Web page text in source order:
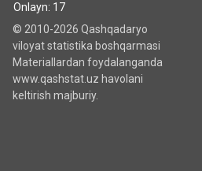
Onlayn: 17
© 2010-2026 Qashqadaryo
viloyat statistika boshqarmasi
Materiallardan foydalanganda
www.qashstat.uz havolani
keltirish majburiy.